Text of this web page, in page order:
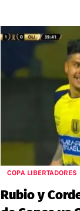
COPA LIBERTADORES
Rubio y